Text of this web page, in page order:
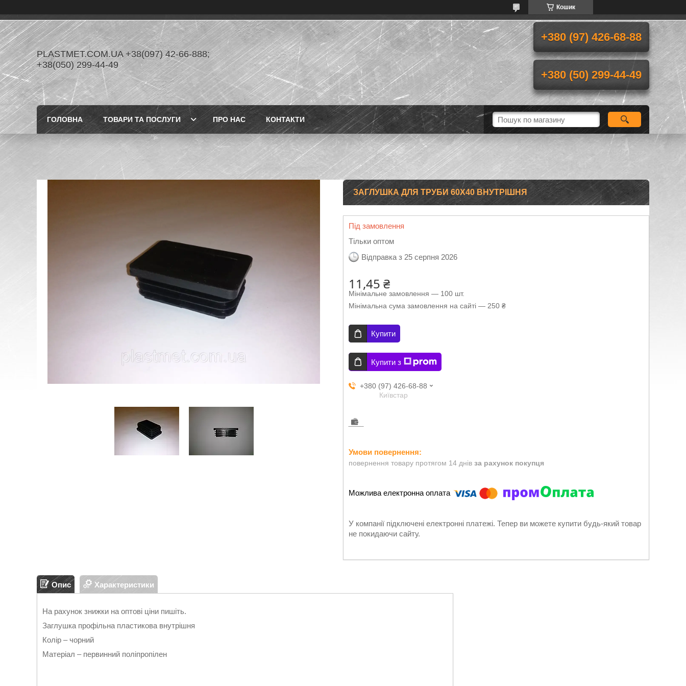
Кошик
PLASTMET.COM.UA +38(097) 42-66-888;
+38(050) 299-44-49
+380 (97) 426-68-88
+380 (50) 299-44-49
ГОЛОВНА ТОВАРИ ТА ПОСЛУГИ ПРО НАС КОНТАКТИ
ЗАГЛУШКА ДЛЯ ТРУБИ 60Х40 ВНУТРІШНЯ
Під замовлення
Тільки оптом
Відправка з 25 серпня 2026
11,45 ₴
Мінімальне замовлення — 100 шт.
Мінімальна сума замовлення на сайті — 250 ₴
Купити
Купити з
+380 (97) 426-68-88
Київстар
повернення товару протягом 14 днів за рахунок покупця
У компанії підключені електронні платежі. Тепер ви можете купити будь-який товар
не покидаючи сайту.
Опис Характеристики
На рахунок знижки на оптові ціни пишіть.
Заглушка профільна пластикова внутрішня
Колір – чорний
Матеріал – первинний поліпропілен